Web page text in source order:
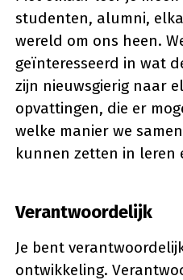
studenten, alumni,
wereld om ons heen.
geïnteresseerd in wat
zijn nieuwsgierig naar
opvattingen, die er
welke manier we
kunnen zetten in leren
Verantwoordelijk
Je bent
ontwikkeling.